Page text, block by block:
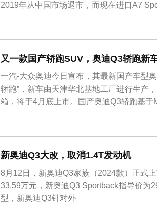
2019年从中国市场退市，而现在进口A7
又一款国产轿跑SUV，奥迪Q3轿跑新
一汽-大众奥迪今日宣布，其最新国产车型
轿跑”，新车由天津华北基地工厂进行生产
箱，将于4月底上市。国产奥迪Q3轿跑基
样，但进气格栅则采用了蜂窝状，彰显运
是奥迪Q3轿跑相比全新...
新奥迪Q3大改，取消1.4T发动机
8月12日，新奥迪Q3家族（2024款）正式
33.59万元，新奥迪Q3 Sportback指导价为
型，新奥迪Q3针对外